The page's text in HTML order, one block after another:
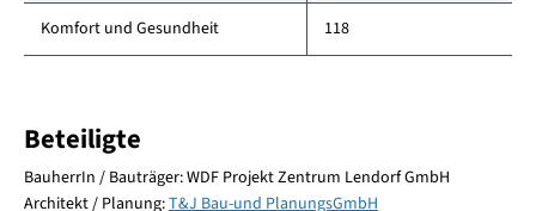
Komfort und Gesundheit 118
Beteiligte
BauherrIn / Bauträger: WDF Projekt Zentrum Lendorf GmbH
Architekt / Planung:T&J Bau-und PlanungsGmbH